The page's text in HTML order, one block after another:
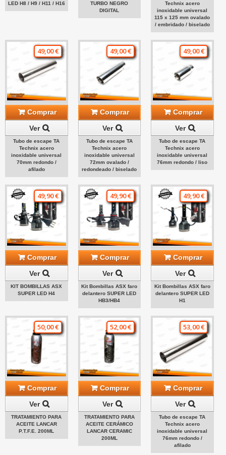
LED H8 / H9 / H11 / H16
TURBO NEGRO
DIGITAL
Technix acero
inoxidable universal
115 x 125 mm ovalado
/ embridado / biselado
49,00 €
Comprar
Ver
Tubo de escape TA
Technix acero
inoxidable universal
70mm redondo /
afilado
49,00 €
Comprar
Ver
Tubo de escape TA
Technix acero
inoxidable universal
72mm ovalado /
redondeado / biselado
49,00 €
Comprar
Ver
Tubo de escape TA
Technix acero
inoxidable universal
76mm redondo / liso
49,90 €
Comprar
Ver
KIT BOMBILLAS ASX
SUPER LED H4
49,90 €
Comprar
Ver
Kit Bombillas ASX faro
delantero SUPER LED
HB3/HB4
49,90 €
Comprar
Ver
Kit Bombillas ASX faro
delantero SUPER LED
H1
50,00 €
Comprar
Ver
TRATAMIENTO PARA
ACEITE LANCAR
P.T.F.E. 200ML
52,00 €
Comprar
Ver
TRATAMIENTO PARA
ACEITE CERÁMICO
LANCAR CERAMIC
200ML
53,00 €
Comprar
Ver
Tubo de escape TA
Technix acero
inoxidable universal
76mm redondo /
afilado